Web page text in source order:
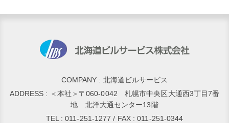
COMPANY : 北海道ビルサービス
ADDRESS : ＜本社＞〒060-0042 札幌市中央区大通西3丁目7番
地 北洋大通センター13階
TEL : 011-251-1277 / FAX : 011-251-0344